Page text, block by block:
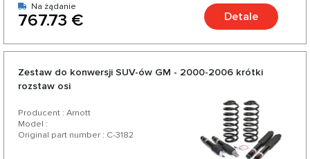
Na żądanie
767.73 € Detale
Zestaw do konwersji SUV-ów GM - 2000-2006 krótki
rozstaw osi
Producent : Arnott
Model :
Original part number : C-3182